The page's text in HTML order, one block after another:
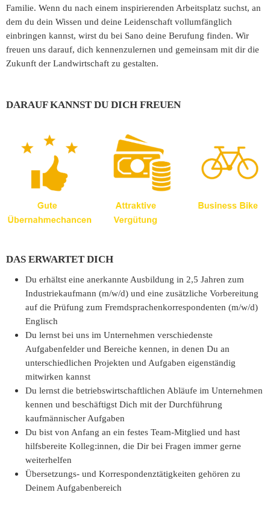
Familie. Wenn du nach einem inspirierenden Arbeitsplatz suchst, an
dem du dein Wissen und deine Leidenschaft vollumfänglich
einbringen kannst, wirst du bei Sano deine Berufung finden. Wir
freuen uns darauf, dich kennenzulernen und gemeinsam mit dir die
Zukunft der Landwirtschaft zu gestalten.
DARAUF KANNST DU DICH FREUEN
DAS ERWARTET DICH
Du erhältst eine anerkannte Ausbildung in 2,5 Jahren zum
Industriekaufmann (m/w/d) und eine zusätzliche Vorbereitung
auf die Prüfung zum Fremdsprachenkorrespondenten (m/w/d)
Englisch
Du lernst bei uns im Unternehmen verschiedenste
Aufgabenfelder und Bereiche kennen, in denen Du an
unterschiedlichen Projekten und Aufgaben eigenständig
mitwirken kannst
Du lernst die betriebswirtschaftlichen Abläufe im Unternehmen
kennen und beschäftigst Dich mit der Durchführung
kaufmännischer Aufgaben
Du bist von Anfang an ein festes Team-Mitglied und hast
hilfsbereite Kolleg:innen, die Dir bei Fragen immer gerne
weiterhelfen
Übersetzungs- und Korrespondenztätigkeiten gehören zu
Deinem Aufgabenbereich